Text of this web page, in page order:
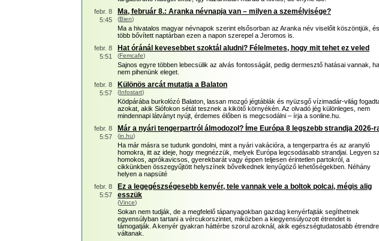
febr. 8
5:45
Ma, február 8.: Aranka névnapja van – milyen a személyisége?
(Bien)
Ma a hivatalos magyar névnapok szerint elsősorban az Aranka név viselőit köszöntjük, és
több bővített naptárban ezen a napon szerepel a Jeromos is.
febr. 8
5:51
Hat óránál kevesebbet szoktál aludni? Félelmetes, hogy mit tehet ez veled
(Femcafe)
Sajnos egyre többen lebecsülik az alvás fontosságát, pedig dermesztő hatásai vannak, ha
nem pihenünk eleget.
febr. 8
5:57
Különös arcát mutatja a Balaton
(Infostart)
Ködpárába burkolózó Balaton, lassan mozgó jégtáblák és nyüzsgő vízimadár-világ
azokat, akik Siófokon sétát tesznek a kikötő környékén. Az olvadó jég különleges, nem
mindennapi látványt nyújt, érdemes élőben is megcsodálni – írja a sonline.hu.
febr. 8
5:57
Már a nyári tengerpartról álmodozol? Íme Európa 8 legszebb strandja 2026-
(in.hu)
Ha már másra se tudunk gondolni, mint a nyári vakációra, a tengerpartra és az aranyló
homokra, itt az ideje, hogy megnézzük, melyek Európa legcsodásabb strandjai. Legyen
homokos, aprókavicsos, gyerekbarát vagy éppen teljesen érintetlen partokról, a
cikkünkben összegyűjtött helyszínek bővelkednek lenyűgöző lehetőségekben. Néhány
helyen a napsüté
febr. 8
5:57
Ez a legegészségesebb kenyér, tele vannak vele a boltok polcai, mégis alig
esszük
(Vince)
Sokan nem tudják, de a megfelelő tápanyagokban gazdag kenyérfajták segíthetnek
egyensúlyban tartani a vércukorszintet, miközben a kiegyensúlyozott étrendet is
támogatják. A kenyér gyakran háttérbe szorul azoknál, akik egészségtudatosabb étrendre
váltanak.